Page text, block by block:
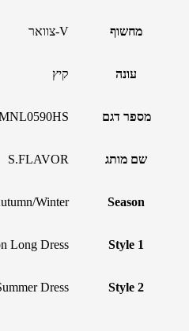
מחשוף V-צוואר
עונה קיץ
מספר דגם
שם מותג S.FLAVOR
Season
Winter
Style 1
Long Dress
Style 2
Dress